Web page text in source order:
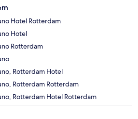
Hotel Rotterdam
Hotel
Rotterdam
Rotterdam Hotel
Rotterdam Rotterdam
Rotterdam Hotel Rotterdam